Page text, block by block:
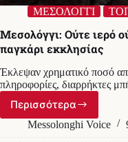
ΜΕΣΟΛΟΓΓΙ
Μεσολόγγι: Ούτε ιερό
παγκάρι εκκλησίας
Έκλεψαν χρηματικό ποσό
πληροφορίες, διαρρήκτες
Περισσότερα
Μεσολόγγι:
Ούτε
Messolonghi Voice